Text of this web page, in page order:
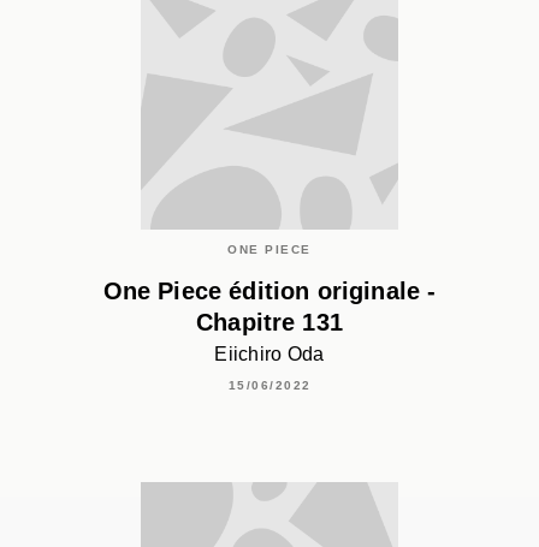
ONE PIECE
One Piece édition originale -
Chapitre 131
Eiichiro Oda
15/06/2022